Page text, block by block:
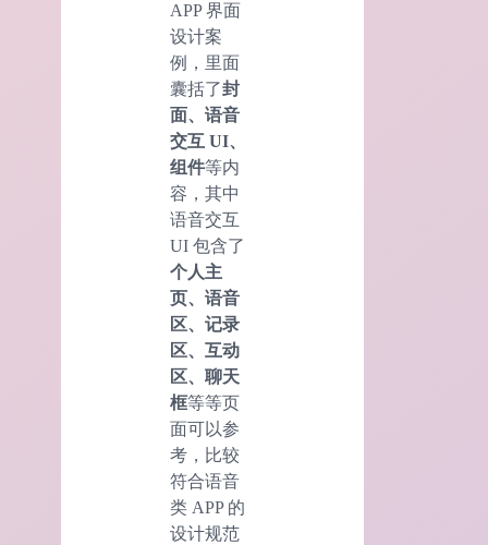
APP 界面
设计案
例，里面
囊括了封
面、语音
交互 UI、
组件等内
容，其中
语音交互
UI 包含了
个人主
页、语音
区、记录
区、互动
区、聊天
框等等页
面可以参
考，比较
符合语音
类 APP 的
设计规范